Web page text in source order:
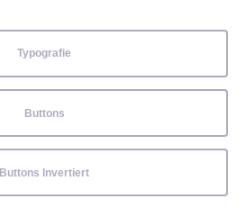
Typografie
Buttons
Buttons Invertiert